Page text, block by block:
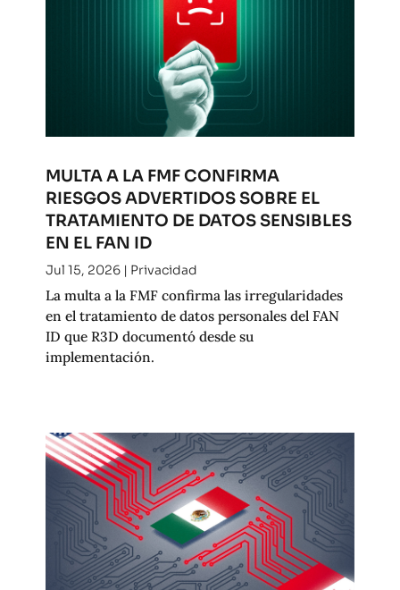
MULTA A LA FMF CONFIRMA
RIESGOS ADVERTIDOS SOBRE EL
TRATAMIENTO DE DATOS SENSIBLES
EN EL FAN ID
Jul 15, 2026| Privacidad
La multa a la FMF confirma las irregularidades
en el tratamiento de datos personales del FAN
ID que R3D documentó desde su
implementación.